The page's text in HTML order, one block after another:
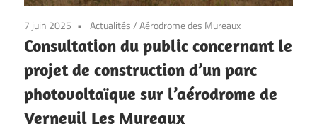
7 juin 2025 Actualités/Aérodrome des Mureaux
Consultation du public concernant le
projet de construction d’un parc
photovoltaïque sur l’aérodrome de
Verneuil Les Mureaux